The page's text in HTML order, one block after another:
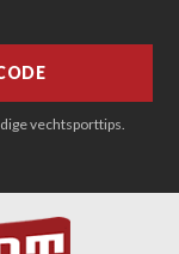
vechtsporttips.